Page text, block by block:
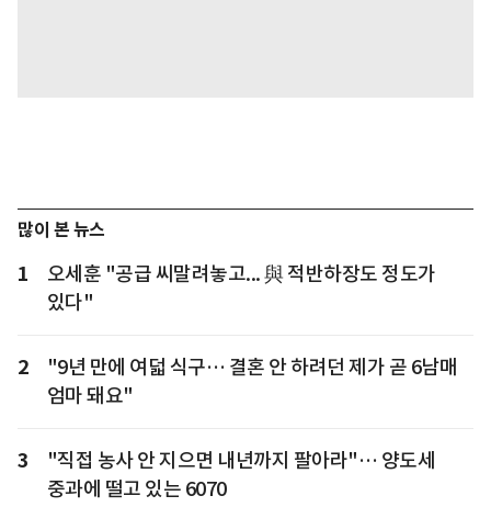
많이 본 뉴스
1
오세훈 "공급 씨말려놓고... 與 적반하장도 정도가
있다"
2
"9년 만에 여덟 식구… 결혼 안 하려던 제가 곧 6남매
엄마 돼요"
3
"직접 농사 안 지으면 내년까지 팔아라"… 양도세
중과에 떨고 있는 6070